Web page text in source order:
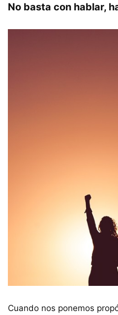
No basta con hablar,
Cuando nos ponemos